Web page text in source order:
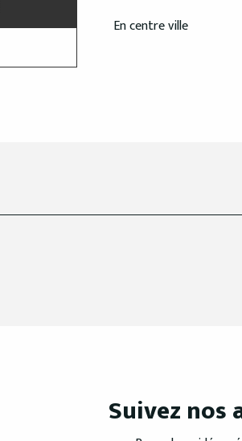
En centre ville
Suivez nos